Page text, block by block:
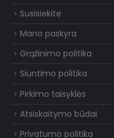
Susisiekite
Mano paskyra
Grąžinimo politika
Siuntimo politika
Pirkimo taisyklės
Atsiskaitymo būdai
Privatumo politika